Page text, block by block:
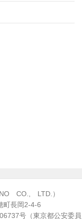
CO., LTD.）
町長岡2-4-6
号（東京都公安委員